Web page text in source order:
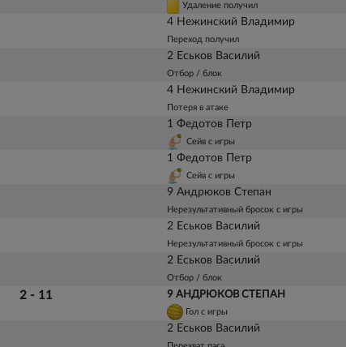
Удаление получил
4 Нежинский Владимир
Переход получил
2 Еськов Василий
Отбор / блок
4 Нежинский Владимир
Потеря в атаке
1 Федотов Петр
Сейв с игры
1 Федотов Петр
Сейв с игры
9 Андрюков Степан
Нерезультативный бросок с игры
2 Еськов Василий
Нерезультативный бросок с игры
2 Еськов Василий
Отбор / блок
2 - 11 9 АНДРЮКОВ СТЕПАН
Гол с игры
2 Еськов Василий